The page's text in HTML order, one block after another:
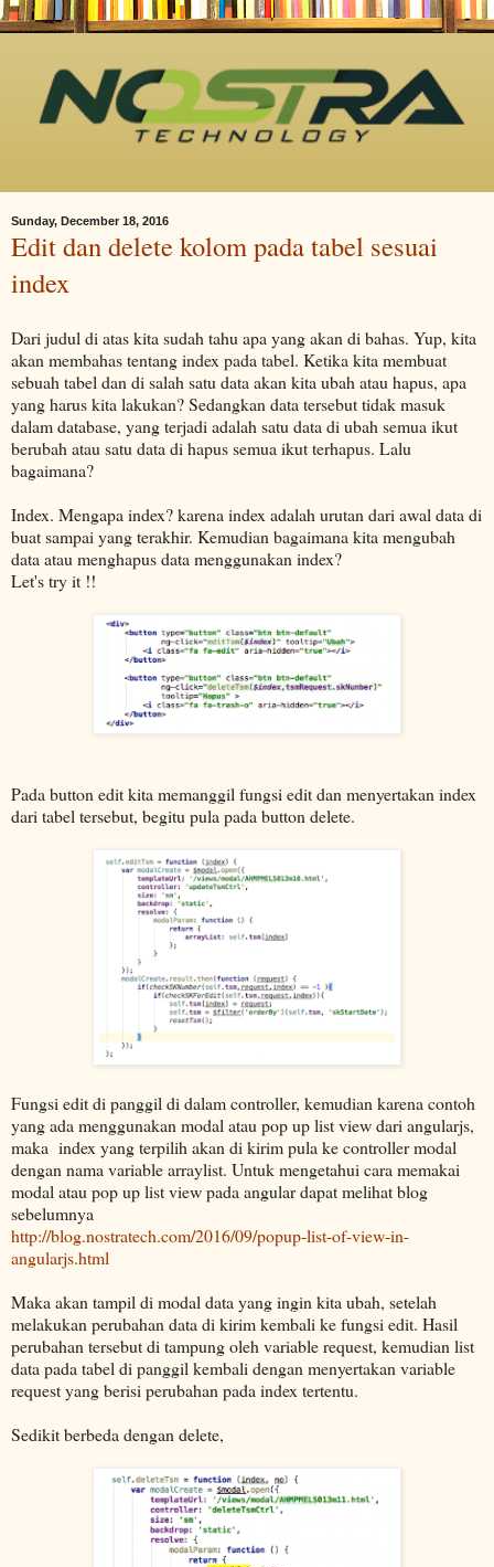
Sunday, December 18, 2016
Edit dan delete kolom pada tabel sesuai
index
Dari judul di atas kita sudah tahu apa yang akan di bahas. Yup, kita
akan membahas tentang index pada tabel. Ketika kita membuat
sebuah tabel dan di salah satu data akan kita ubah atau hapus, apa
yang harus kita lakukan? Sedangkan data tersebut tidak masuk
dalam database, yang terjadi adalah satu data di ubah semua ikut
berubah atau satu data di hapus semua ikut terhapus. Lalu
bagaimana?
Index. Mengapa index? karena index adalah urutan dari awal data di
buat sampai yang terakhir. Kemudian bagaimana kita mengubah
data atau menghapus data menggunakan index?
Let's try it !!
Pada button edit kita memanggil fungsi edit dan menyertakan index
dari tabel tersebut, begitu pula pada button delete.
Fungsi edit di panggil di dalam controller, kemudian karena contoh
yang ada menggunakan modal atau pop up list view dari angularjs,
maka index yang terpilih akan di kirim pula ke controller modal
dengan nama variable arraylist. Untuk mengetahui cara memakai
modal atau pop up list view pada angular dapat melihat blog
sebelumnya
http://blog.nostratech.com/2016/09/popup-list-of-view-in-
angularjs.html
Maka akan tampil di modal data yang ingin kita ubah, setelah
melakukan perubahan data di kirim kembali ke fungsi edit. Hasil
perubahan tersebut di tampung oleh variable request, kemudian list
data pada tabel di panggil kembali dengan menyertakan variable
request yang berisi perubahan pada index tertentu.
Sedikit berbeda dengan delete,